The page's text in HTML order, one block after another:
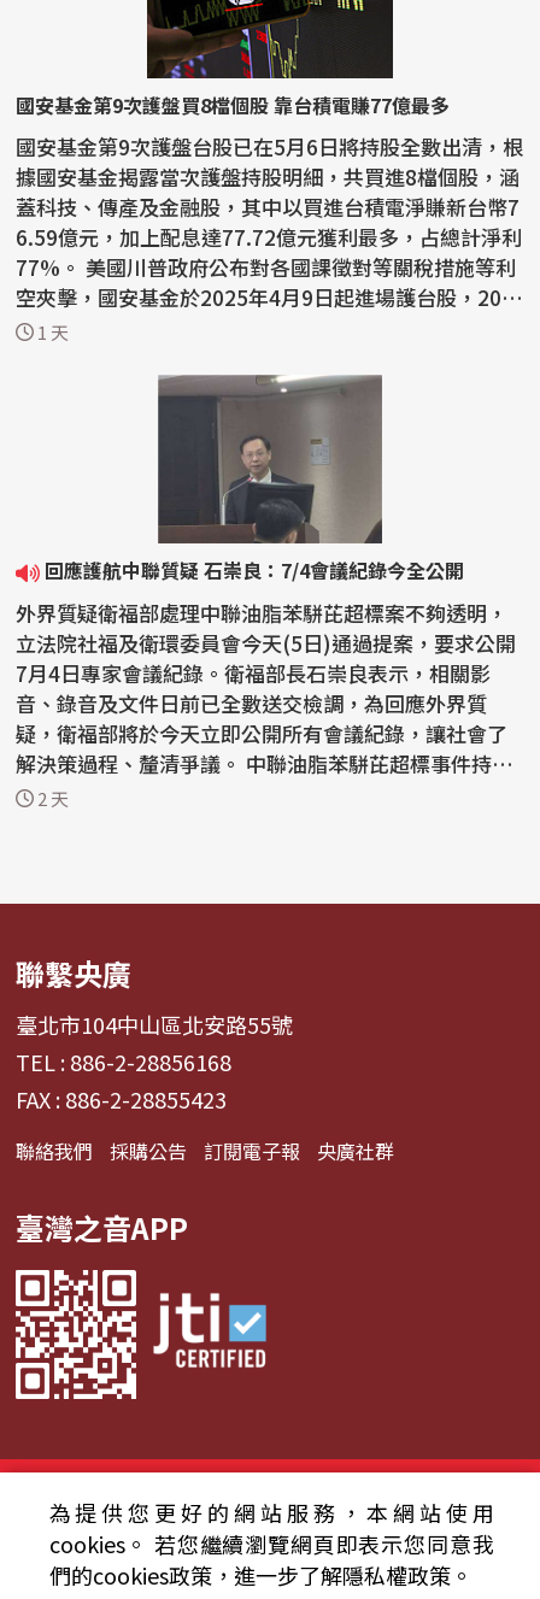
國安基金第9次護盤買8檔個股 靠台積電賺77億最多
國安基金第9次護盤台股已在5月6日將持股全數出清，根
據國安基金揭露當次護盤持股明細，共買進8檔個股，涵
蓋科技、傳產及金融股，其中以買進台積電淨賺新台幣7
6.59億元，加上配息達77.72億元獲利最多，占總計淨利
77%。 美國川普政府公布對各國課徵對等關稅措施等利
空夾擊，國安基金於2025年4月9日起進場護台股，202
6...1 天
回應護航中聯質疑 石崇良：7/4會議紀錄今全公開
外界質疑衛福部處理中聯油脂苯駢芘超標案不夠透明，
立法院社福及衛環委員會今天(5日)通過提案，要求公開
7月4日專家會議紀錄。衛福部長石崇良表示，相關影
音、錄音及文件日前已全數送交檢調，為回應外界質
疑，衛福部將於今天立即公開所有會議紀錄，讓社會了
解決策過程、釐清爭議。 中聯油脂苯駢芘超標事件持續
延燒，國...
2 天
聯繫央廣
臺北市104中山區北安路55號
TEL : 886-2-28856168
FAX : 886-2-28855423
聯絡我們 採購公告 訂閱電子報 央廣社群
臺灣之音APP
© 2024財團法人中央廣播電臺 版權所有
資通安全政策聲明
服務條款 隱私權條款
為提供您更好的網站服務，本網站使用
cookies。 若您繼續瀏覽網頁即表示您同意我
們的cookies政策，進一步了解隱私權政策。